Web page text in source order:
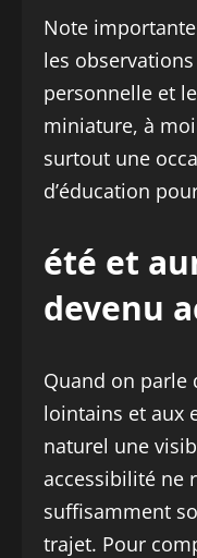
Note
les
personnelle et
miniature, à
surtout une
d’éducation
été et
devenu
Quand on parle
lointains et aux
naturel une
accessibilité ne
suffisamment
trajet. Pour